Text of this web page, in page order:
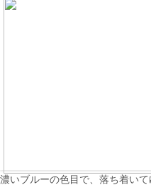
濃いブルーの色目で、落ち着い